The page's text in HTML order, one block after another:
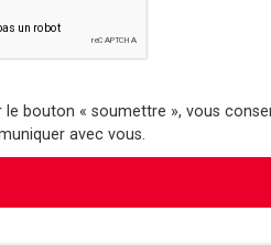
le bouton « soumettre », vous
avec vous.